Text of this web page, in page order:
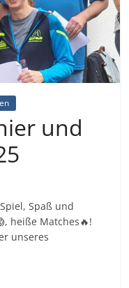
und
Spaß und
heiße Matches🔥!
unseres